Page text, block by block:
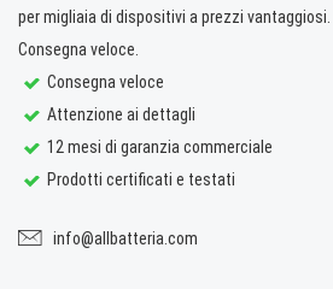
per migliaia di dispositivi a prezzi
Consegna veloce.
Consegna veloce
Attenzione ai dettagli
12 mesi di garanzia commerciale
Prodotti certificati e testati
info@allbatteria.com